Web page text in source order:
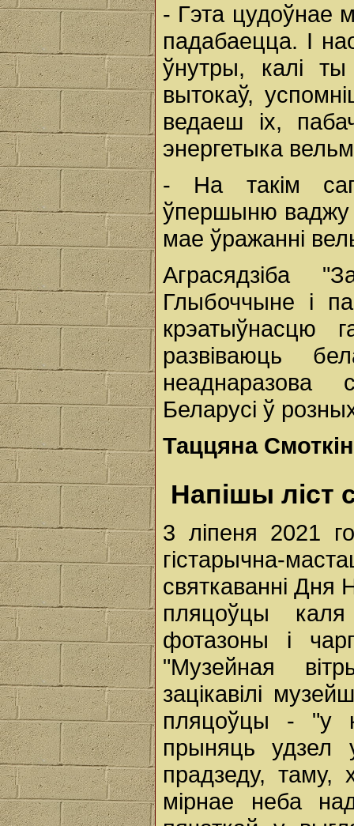
- Гэта цудоўнае
падабаецца. І
ўнутры, калі
вытокаў,
ведаеш іх,
энергетыка
- На такім
ўпершыню ваджу
мае ўражанні
Аграсядзіба
Глыбоччыне і
крэатыўнасцю
развіваюць
неаднаразова
Беларусі ў
Таццяна
Напішы ліст
3 ліпеня 2021
гістарычна-
святкаванні Дня
пляцоўцы
фотазоны і
"Музейная
зацікавілі
пляцоўцы - "у
прыняць удзел
прадзеду,
мірнае неба